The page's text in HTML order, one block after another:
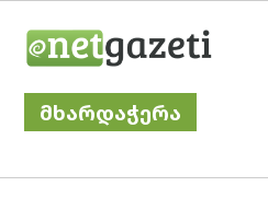
მხარდაჭერა